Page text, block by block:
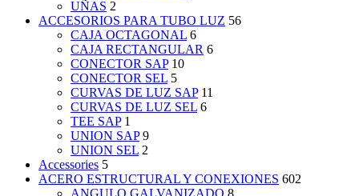
UÑAS 2
ACCESORIOS PARA TUBO LUZ 56
CAJA OCTAGONAL 6
CAJA RECTANGULAR 6
CONECTOR SAP 10
CONECTOR SEL 5
CURVAS DE LUZ SAP 11
CURVAS DE LUZ SEL 6
TEE SAP 1
UNION SAP 9
UNION SEL 2
Accessories 5
ACERO ESTRUCTURAL Y CONEXIONES 602